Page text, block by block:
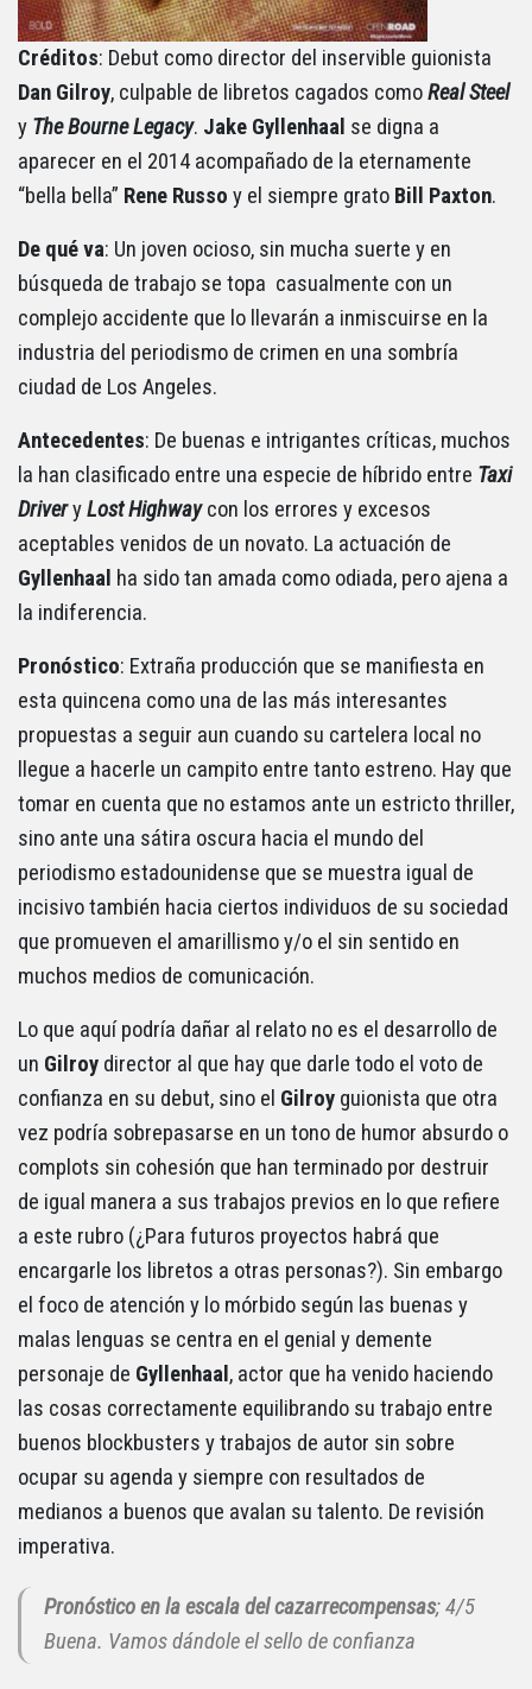
Créditos: Debut como director del inservible guionista
Dan Gilroy, culpable de libretos cagados comoReal Steel
y The Bourne Legacy. Jake Gyllenhaal se digna a
aparecer en el 2014 acompañado de la eternamente
“bella bella” Rene Russo y el siempre grato Bill Paxton.
De qué va: Un joven ocioso, sin mucha suerte y en
búsqueda de trabajo se topa casualmente con un
complejo accidente que lo llevarán a inmiscuirse en la
industria del periodismo de crimen en una sombría
ciudad de Los Angeles.
Antecedentes: De buenas e intrigantes críticas, muchos
la han clasificado entre una especie de híbrido entre Taxi
DriveryLost Highwaycon los errores y excesos
aceptables venidos de un novato. La actuación de
Gyllenhaal ha sido tan amada como odiada, pero ajena a
la indiferencia.
Pronóstico: Extraña producción que se manifiesta en
esta quincena como una de las más interesantes
propuestas a seguir aun cuando su cartelera local no
llegue a hacerle un campito entre tanto estreno. Hay que
tomar en cuenta que no estamos ante un estricto thriller,
sino ante una sátira oscura hacia el mundo del
periodismo estadounidense que se muestra igual de
incisivo también hacia ciertos individuos de su sociedad
que promueven el amarillismo y/o el sin sentido en
muchos medios de comunicación.
Lo que aquí podría dañar al relato no es el desarrollo de
un Gilroy director al que hay que darle todo el voto de
confianza en su debut, sino el Gilroy guionista que otra
vez podría sobrepasarse en un tono de humor absurdo o
complots sin cohesión que han terminado por destruir
de igual manera a sus trabajos previos en lo que refiere
a este rubro (¿Para futuros proyectos habrá que
encargarle los libretos a otras personas?). Sin embargo
el foco de atención y lo mórbido según las buenas y
malas lenguas se centra en el genial y demente
personaje de Gyllenhaal , actor que ha venido haciendo
las cosas correctamente equilibrando su trabajo entre
buenos blockbusters y trabajos de autor sin sobre
ocupar su agenda y siempre con resultados de
medianos a buenos que avalan su talento. De revisión
imperativa.
Pronóstico en la escala del cazarrecompensas; 4/5
Buena. Vamos dándole el sello de confianza